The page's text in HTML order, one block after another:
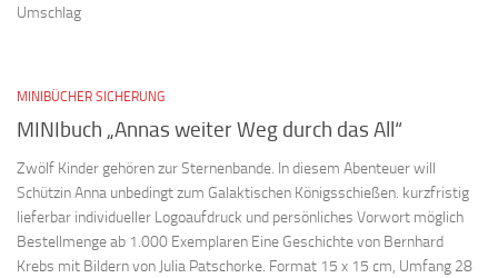
Umschlag
MINIBÜCHER SICHERUNG
MINIbuch „Annas weiter Weg durch das All“
Zwölf Kinder gehören zur Sternenbande. In diesem Abenteuer will
Schützin Anna unbedingt zum Galaktischen Königsschießen. kurzfristig
lieferbar individueller Logoaufdruck und persönliches Vorwort möglich
Bestellmenge ab 1.000 Exemplaren Eine Geschichte von Bernhard
Krebs mit Bildern von Julia Patschorke. Format 15 x 15 cm, Umfang 28